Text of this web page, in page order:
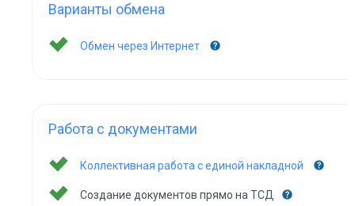
Варианты обмена
Обмен через Интернет
Работа с документами
Коллективная работа с единой накладной
Создание документов прямо на ТСД